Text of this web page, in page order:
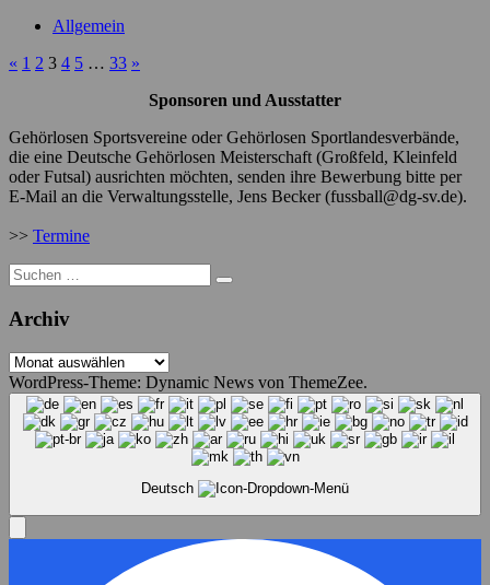
Allgemein
« 1 2 3 4 5 … 33 »
Sponsoren und Ausstatter
Gehörlosen Sportsvereine oder Gehörlosen Sportlandesverbände,
die eine Deutsche Gehörlosen Meisterschaft (Großfeld, Kleinfeld
oder Futsal) ausrichten möchten, senden ihre Bewerbung bitte per
E-Mail an die Verwaltungsstelle, Jens Becker (fussball@dg-sv.de).
>> Termine
Suche
nach:
Archiv
Archiv
WordPress-Theme: Dynamic News von ThemeZee.
Deutsch